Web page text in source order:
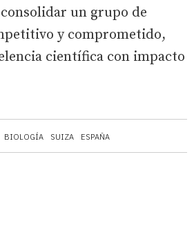
BIOLOGÍA SUIZA ESPAÑA
un grupo de
y comprometido,
científica con impacto